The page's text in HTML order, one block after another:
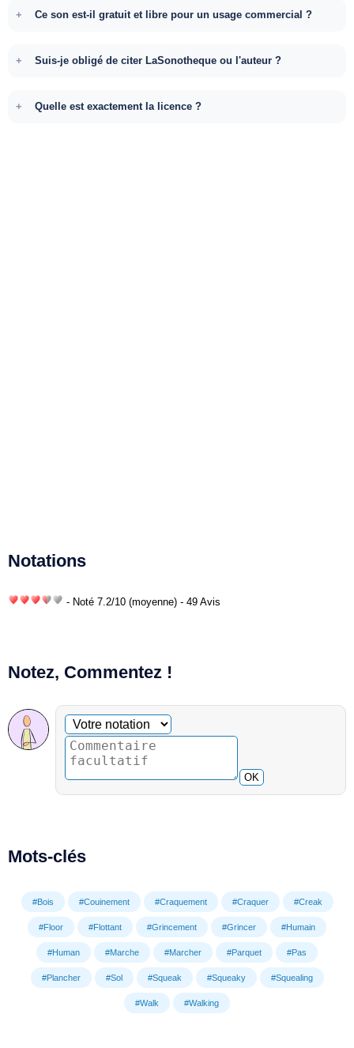
Ce son est-il gratuit et libre pour un usage commercial ?
Suis-je obligé de citer LaSonotheque ou l'auteur ?
Quelle est exactement la licence ?
Notations
- Noté 7.2/10 (moyenne) - 49 Avis
Notez, Commentez !
Commentaire facultatif
Votre notation
OK
Mots-clés
#Bois #Couinement #Craquement #Craquer #Creak
#Floor #Flottant #Grincement #Grincer #Humain
#Human #Marche #Marcher #Parquet #Pas
#Plancher #Sol #Squeak #Squeaky #Squealing
#Walk #Walking